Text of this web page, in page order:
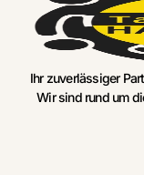
Ihr zuverlässiger
Wir sind rund um